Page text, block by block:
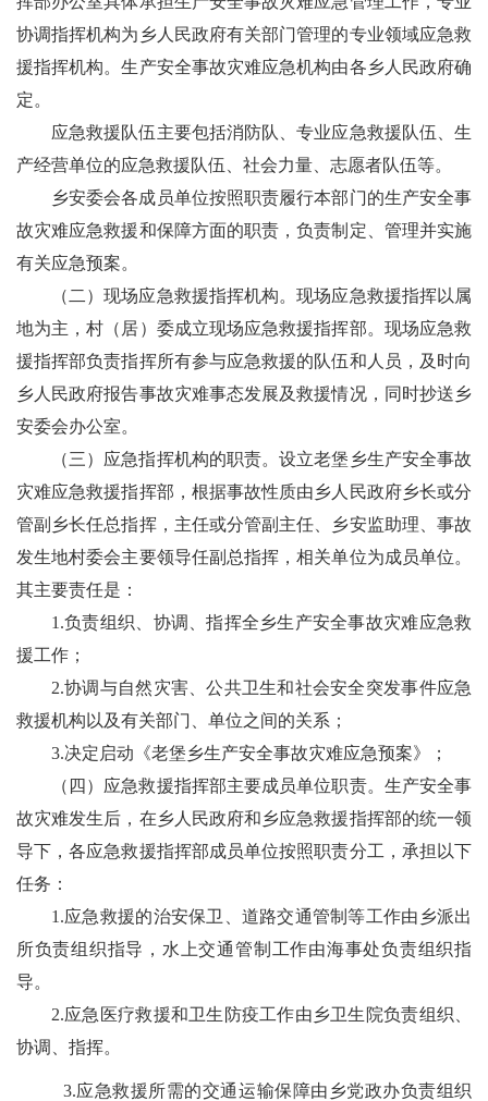
协调指挥机构为 乡人民政府有关部门管理的专业领域应急救
援指挥机构。生产安全事故灾难应急机构由各乡人民政府确
定。
应急救援队伍主要包括消防队、专业应急救援队伍、生
产经营单位的应急救援队伍、社会力量、志愿者队伍等。
乡安委会各成员单位按照职责履行本部门的生产安全事
故灾难应急救援和保障方面的职责，负责制定、管理并实施
有关应急预案。
（ 二）现场应急救援指挥机构。现场应急救援指挥以属
地为主，村（居）委成立现场应急救援指挥部。现场应急救
援指挥部负责指挥所有参与应急救援的队伍和人员，及时向
乡 人民政府报告事故灾难事态发展及救援情况，同时抄送乡
安委会办公室。
（三） 应急指挥机构的职责。设立老堡乡生产安全事故
灾难应急救援指挥部，根据事故性质由乡人民政府乡长或分
管副乡长任总指挥，主任或分管副主任、乡安监助理、事故
发生地村委会主要领导任副总指挥，相关单位为成员单位。
其主要责任是：
1.负责组织、协调、指挥全乡生产安全事故灾难应急救
援工作；
2.协调与自然灾害、公共卫生和社会安全突发事件应急
救援机构以及有关部门、单位之间的关系；
3.决定启动《老堡乡生产安全事故灾难应急预案》；
（ 四） 应急救援指挥部主要成员单位职责。 生产安全事
故灾难发生后，在乡人民政府和乡应急救援指挥部的统一领
导下，各应急救援指挥部成员单位按照职责分工，承担以下
任务：
1.应急救援的治安保卫、道路交通管制等工作由乡派出
所负责组织指导，水上交通管制工作由海事处负责组织指
导。
2.应急医疗救援和卫生防疫工作由乡卫生院负责组织、
协调、指挥。
3.应急救援所需的交通运输保障由乡党政办负责组织